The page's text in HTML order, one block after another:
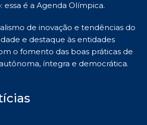
essa é a Agenda Olímpica.
de inovação e tendências do
e destaque às entidades
o fomento das boas práticas de
íntegra e democrática.